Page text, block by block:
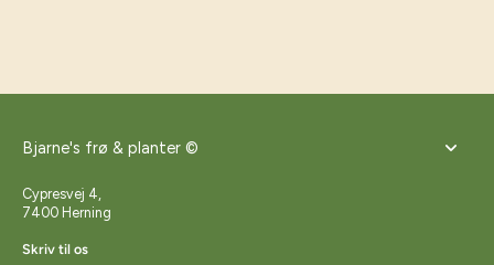
Bjarne's frø & planter ©
Cypresvej 4,
7400 Herning
Skriv til os